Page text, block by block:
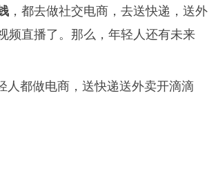
，都去做社交电商，去送快递，送外
频直播了。那么，年轻人还有未来